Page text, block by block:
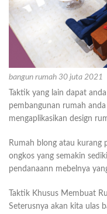
bangun rumah 30 juta 2021
Taktik yang lain dapat
pembangunan rumah
mengaplikasikan design
Rumah blong atau kurang
ongkos yang semakin
pendanaann mebelnya
Taktik Khusus Membuat
Seterusnya akan kita ulas